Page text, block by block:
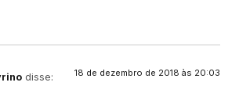
disse: 18 de dezembro de 2018 às 20:03